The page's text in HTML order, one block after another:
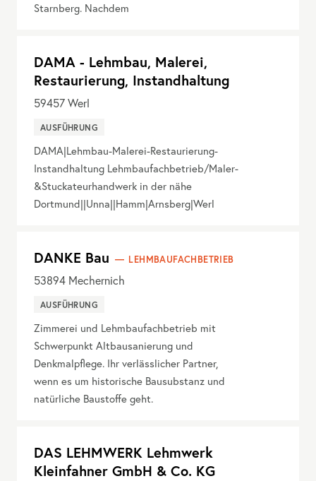
Starnberg. Nachdem
DAMA - Lehmbau, Malerei,
Restaurierung, Instandhaltung
59457Werl
AUSFÜHRUNG
DAMA|Lehmbau-Malerei-Restaurierung-
Instandhaltung Lehmbaufachbetrieb/Maler-
&Stuckateurhandwerk in der nähe
Dortmund||Unna||Hamm|Arnsberg|Werl
DANKE Bau LEHMBAUFACHBETRIEB
53894 Mechernich
AUSFÜHRUNG
Zimmerei und Lehmbaufachbetrieb mit
Schwerpunkt Altbausanierung und
Denkmalpflege. Ihr verlässlicher Partner,
wenn es um historische Bausubstanz und
natürliche Baustoffe geht.
DAS LEHMWERK Lehmwerk
Kleinfahner GmbH & Co. KG